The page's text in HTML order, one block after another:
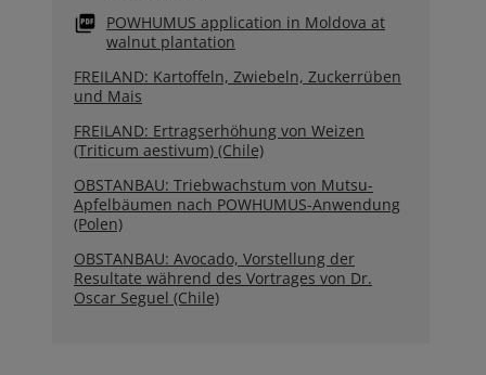
POWHUMUS application in Moldova at
walnut plantation
FREILAND: Kartoffeln, Zwiebeln, Zuckerrüben
und Mais
FREILAND: Ertragserhöhung von Weizen
(Triticum aestivum) (Chile)
OBSTANBAU: Triebwachstum von Mutsu-
Apfelbäumen nach POWHUMUS-Anwendung
(Polen)
OBSTANBAU: Avocado, Vorstellung der
Resultate während des Vortrages von Dr.
Oscar Seguel (Chile)